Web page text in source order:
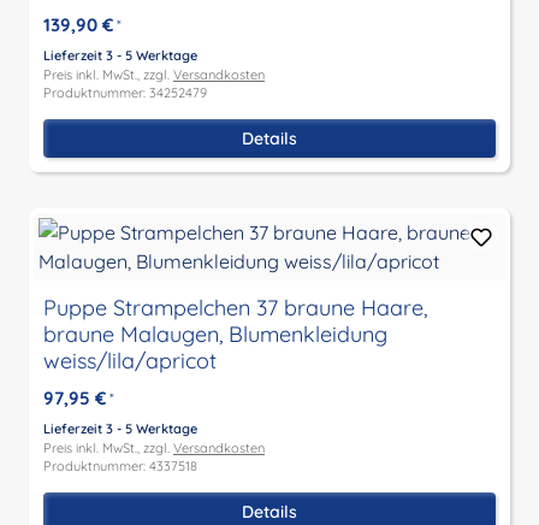
139,90 € *
Lieferzeit 3 - 5 Werktage
Preis inkl. MwSt., zzgl. Versandkosten
Produktnummer: 34252479
Details
Puppe Strampelchen 37 braune Haare,
braune Malaugen, Blumenkleidung
weiss/lila/apricot
97,95 € *
Lieferzeit 3 - 5 Werktage
Preis inkl. MwSt., zzgl. Versandkosten
Produktnummer: 4337518
Details